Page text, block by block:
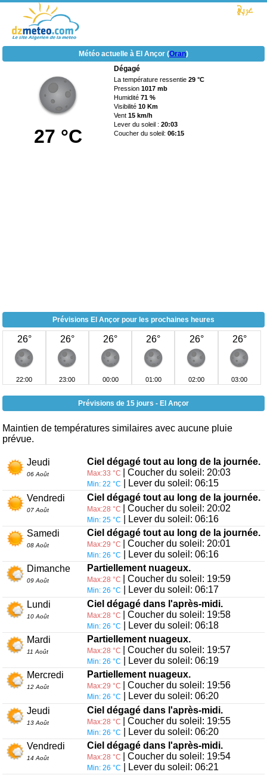
Météo actuelle à El Ançor (Oran)
27 °C
Dégagé
La température ressentie29 °C
Pression1017 mb
Humidité71 %
Visibilité10 Km
Vent15 km/h
Lever du soleil :20:03
Coucher du soleil:06:15
Prévisions El Ançor pour les prochaines heures
26°
22:00
26°
23:00
26°
00:00
26°
01:00
26°
02:00
26°
03:00
Prévisions de 15 jours - El Ançor
Maintien de températures similaires avec aucune pluie
prévue.
Jeudi
06 Août
Ciel dégagé tout au long de la journée.
Max:33 °C | Coucher du soleil: 20:03
Min: 22 °C
| Lever du soleil: 06:15
Vendredi
07 Août
Ciel dégagé tout au long de la journée.
Max:28 °C | Coucher du soleil: 20:02
Min: 25 °C
| Lever du soleil: 06:16
Samedi
08 Août
Ciel dégagé tout au long de la journée.
Max:29 °C | Coucher du soleil: 20:01
Min: 26 °C
| Lever du soleil: 06:16
Dimanche
09 Août
Partiellement nuageux.
Max:28 °C | Coucher du soleil: 19:59
Min: 26 °C
| Lever du soleil: 06:17
Lundi
10 Août
Ciel dégagé dans l'après-midi.
Max:28 °C | Coucher du soleil: 19:58
Min: 26 °C
| Lever du soleil: 06:18
Mardi
11 Août
Partiellement nuageux.
Max:28 °C | Coucher du soleil: 19:57
Min: 26 °C
| Lever du soleil: 06:19
Mercredi
12 Août
Partiellement nuageux.
Max:29 °C | Coucher du soleil: 19:56
Min: 26 °C
| Lever du soleil: 06:20
Jeudi
13 Août
Ciel dégagé dans l'après-midi.
Max:28 °C | Coucher du soleil: 19:55
Min: 26 °C
| Lever du soleil: 06:20
Vendredi
14 Août
Ciel dégagé dans l'après-midi.
Max:28 °C | Coucher du soleil: 19:54
Min: 26 °C
| Lever du soleil: 06:21